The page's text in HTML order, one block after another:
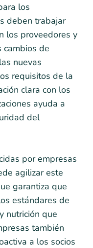
los
deben trabajar
los proveedores y
cambios de
nuevas
requisitos de la
clara con los
ayuda a
del
por empresas
agilizar este
garantiza que
estándares de
nutrición que
también
a los socios